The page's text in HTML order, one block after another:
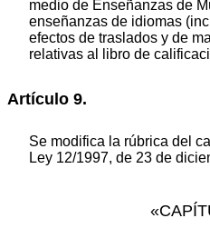
medio de Enseñanzas de
enseñanzas de idiomas
efectos de traslados y de
relativas al libro de
Artículo 9.
Se modifica la rúbrica del
Ley 12/1997, de 23 de